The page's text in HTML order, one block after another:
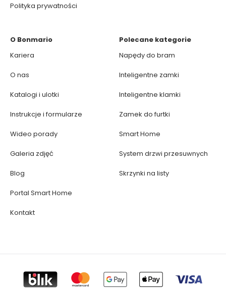
Polityka prywatności
O Bonmario
Kariera
O nas
Katalogi i ulotki
Instrukcje i formularze
Wideo porady
Galeria zdjęć
Blog
Portal Smart Home
Kontakt
Polecane kategorie
Napędy do bram
Inteligentne zamki
Inteligentne klamki
Zamek do furtki
Smart Home
System drzwi przesuwnych
Skrzynki na listy